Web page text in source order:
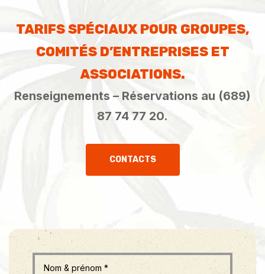
TARIFS SPÉCIAUX POUR GROUPES,
COMITÉS D’ENTREPRISES ET
ASSOCIATIONS.
Renseignements – Réservations au (689)
87 74 77 20.
CONTACTS